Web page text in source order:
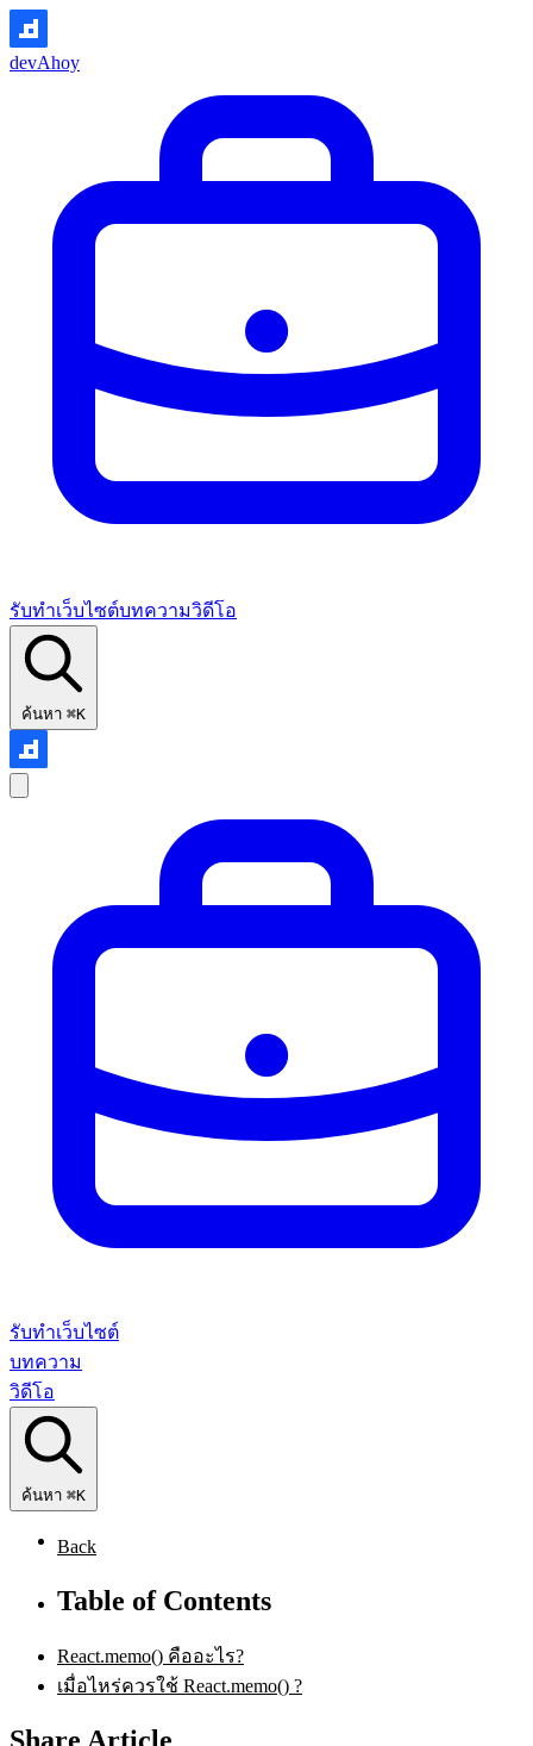
devAhoy
รับทำเว็บไซต์บทความวิดีโอ
ค้นหา ⌘K
รับทำเว็บไซต์
บทความ
วิดีโอ
ค้นหา ⌘K
Back
Table of Contents
React.memo() คืออะไร?
เมื่อไหร่ควรใช้ React.memo() ?
Share Article